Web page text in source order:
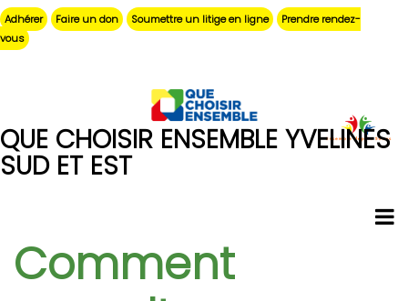
Aller
au
contenu
Adhérer Faire un don Soumettre un litige en ligne
Prendre rendez-
vous
QUE CHOISIR ENSEMBLE YVELINES
SUD ET EST
Comment